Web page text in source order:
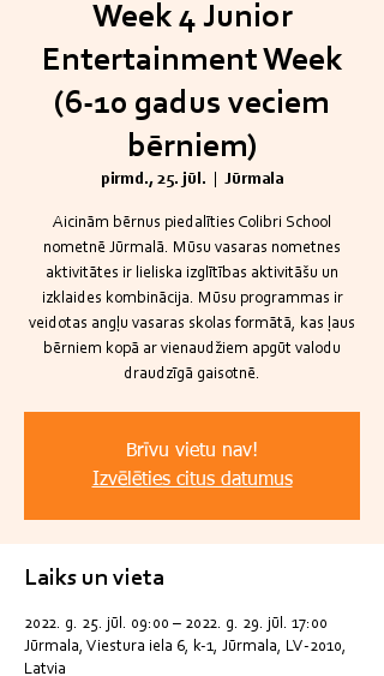
Week 4 Junior
Entertainment Week
(6-10 gadus veciem
bērniem)
pirmd., 25. jūl. Jūrmala
Aicinām bērnus piedalīties Colibri School
nometnē Jūrmalā. Mūsu vasaras nometnes
aktivitātes ir lieliska izglītības aktivitāšu un
izklaides kombinācija. Mūsu programmas ir
veidotas angļu vasaras skolas formātā, kas ļaus
bērniem kopā ar vienaudžiem apgūt valodu
draudzīgā gaisotnē.
Brīvu vietu nav!
Izvēlēties citus datumus
Laiks un vieta
2022. g. 25. jūl. 09:00 – 2022. g. 29. jūl. 17:00
Jūrmala, Viestura iela 6, k-1, Jūrmala, LV-2010,
Latvia